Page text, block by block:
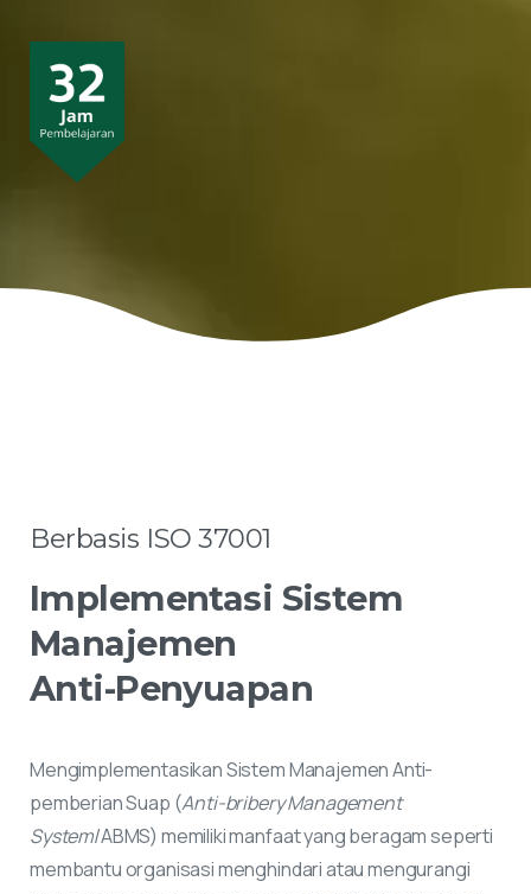
Berbasis ISO 37001
Implementasi Sistem
Manajemen
Anti-Penyuapan
Mengimplementasikan Sistem Manajemen Anti-
pemberian Suap (Anti-bribery Management
System/ABMS) memiliki manfaat yang beragam seperti
membantu organisasi menghindari atau mengurangi